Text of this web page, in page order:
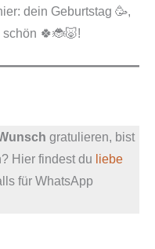
dein Geburtstag 🥳,
🍀🐞🐷!
gratulieren, bist
Hier findest du liebe
für WhatsApp